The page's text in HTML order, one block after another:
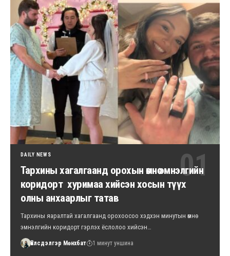
DAILY NEWS
Тархины хагалгаанд орохын өмнө эмнэлгийн
коридорт хуримаа хийсэн хосын түүх
олны анхаарлыг татав
Тархины яаралтай хагалгаанд орохоосоо хэдхэн минутын өмнө
эмнэлгийн коридорт гэрлэх ёслолоо хийсэн…
Үйлсдэлгэр Мөнхбат 1 минут уншина